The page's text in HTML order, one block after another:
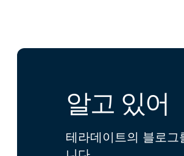
알고 있어
테라데이트의 블로